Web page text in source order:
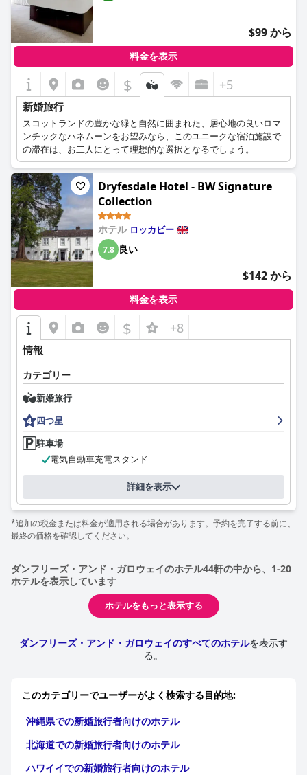
$99 から
料金を表示
$ +5
新婚旅行
スコットランドの豊かな緑と自然に囲まれた、居心地の良いロマ
ンチックなハネムーンをお望みなら、このユニークな宿泊施設で
の滞在は、お二人にとって理想的な選択となるでしょう。
Dryfesdale Hotel - BW Signature
Collection
ホテル ロッカビー
7.8 良い
$142 から
料金を表示
$ +8
情報
カテゴリー
新婚旅行
四つ星
駐車場
電気自動車充電スタンド
詳細を表示
*追加の税金または料金が適用される場合があります。予約を完了する前に、
最終の価格を確認してください。
ダンフリーズ・アンド・ガロウェイのホテル44軒の中から、1-20
ホテルを表示しています
ホテルをもっと表示する
ダンフリーズ・アンド・ガロウェイのすべてのホテルを表示す
る。
このカテゴリーでユーザーがよく検索する目的地:
沖縄県での新婚旅行者向けのホテル
北海道での新婚旅行者向けのホテル
ハワイイでの新婚旅行者向けのホテル